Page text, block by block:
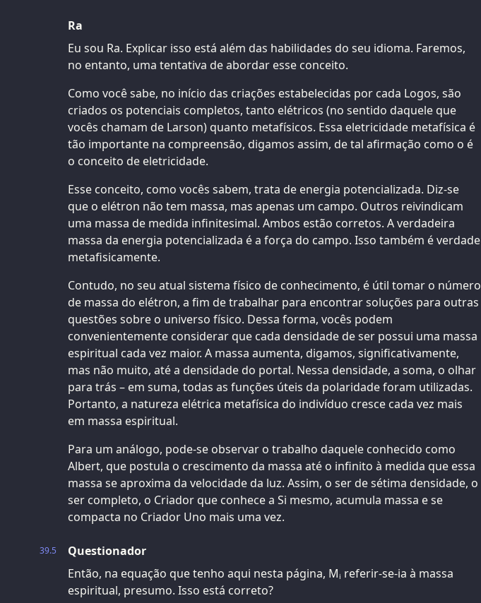
Ra
Eu sou Ra. Explicar isso está além das habilidades do seu idioma. Faremos,
no entanto, uma tentativa de abordar esse conceito.
Como você sabe, no início das criações estabelecidas por cada Logos, são
criados os potenciais completos, tanto elétricos (no sentido daquele que
vocês chamam de Larson) quanto metafísicos. Essa eletricidade metafísica é
tão importante na compreensão, digamos assim, de tal afirmação como o é
o conceito de eletricidade.
Esse conceito, como vocês sabem, trata de energia potencializada. Diz-se
que o elétron não tem massa, mas apenas um campo. Outros reivindicam
uma massa de medida infinitesimal. Ambos estão corretos. A verdadeira
massa da energia potencializada é a força do campo. Isso também é verdade
metafisicamente.
Contudo, no seu atual sistema físico de conhecimento, é útil tomar o número
de massa do elétron, a fim de trabalhar para encontrar soluções para outras
questões sobre o universo físico. Dessa forma, vocês podem
convenientemente considerar que cada densidade de ser possui uma massa
espiritual cada vez maior. A massa aumenta, digamos, significativamente,
mas não muito, até a densidade do portal. Nessa densidade, a soma, o olhar
para trás – em suma, todas as funções úteis da polaridade foram utilizadas.
Portanto, a natureza elétrica metafísica do indivíduo cresce cada vez mais
em massa espiritual.
Para um análogo, pode-se observar o trabalho daquele conhecido como
Albert, que postula o crescimento da massa até o infinito à medida que essa
massa se aproxima da velocidade da luz. Assim, o ser de sétima densidade, o
ser completo, o Criador que conhece a Si mesmo, acumula massa e se
compacta no Criador Uno mais uma vez.
39.5
Questionador
Então, na equação que tenho aqui nesta página, Mᵢ referir-se-ia à massa
espiritual, presumo. Isso está correto?